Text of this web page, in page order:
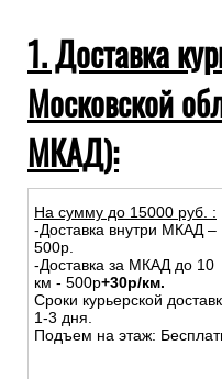
1. Доставка
Московской
МКАД):
На сумму до 15000 руб. :
-Доставка внутри МКАД –
500р.
-Доставка за МКАД до 10
км - 500р+30р/км.
Сроки курьерской
1-3 дня.
Подъем на этаж: